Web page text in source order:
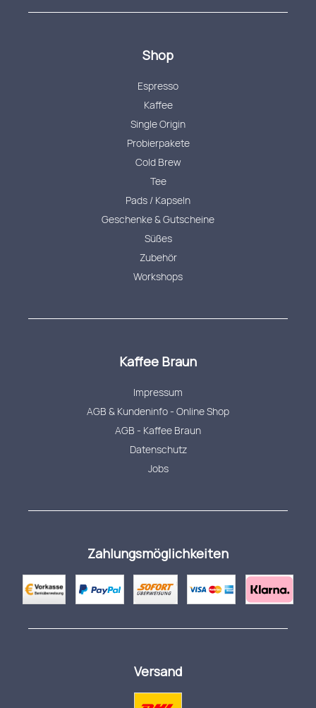
Shop
Espresso
Kaffee
Single Origin
Probierpakete
Cold Brew
Tee
Pads / Kapseln
Geschenke & Gutscheine
Süßes
Zubehör
Workshops
Kaffee Braun
Impressum
AGB & Kundeninfo - Online Shop
AGB - Kaffee Braun
Datenschutz
Jobs
Zahlungsmöglichkeiten
Versand